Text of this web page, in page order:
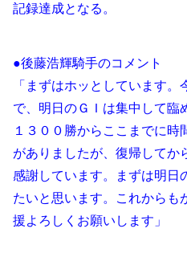
記録達成となる。
●後藤浩輝騎手のコメント
「まずはホッとしています
で、明日のＧＩは集中して臨
１３００勝からここまでに時
がありましたが、復帰してか
感謝しています。まずは明日
たいと思います。これからも
援よろしくお願いします」